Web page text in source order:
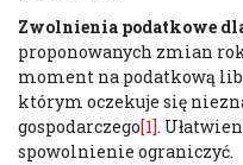
Zwolnienia podatkowe
proponowanych zmian
moment na podatkową
którym oczekuje się
gospodarczego[1].
spowolnienie ograniczyć.